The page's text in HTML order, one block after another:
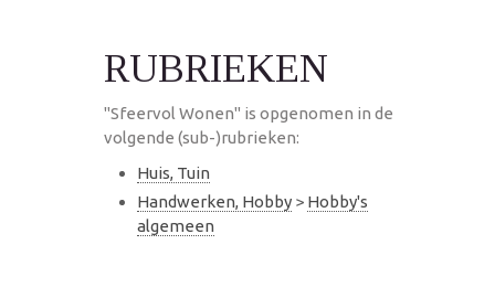
RUBRIEKEN
"Sfeervol Wonen" is opgenomen in de
volgende (sub-)rubrieken:
Huis, Tuin
Handwerken, Hobby > Hobby's
algemeen